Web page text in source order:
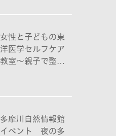
女性と子どもの東
洋医学セルフケア
教室～親子で整え
多摩川自然情報館
イベント 夜の多